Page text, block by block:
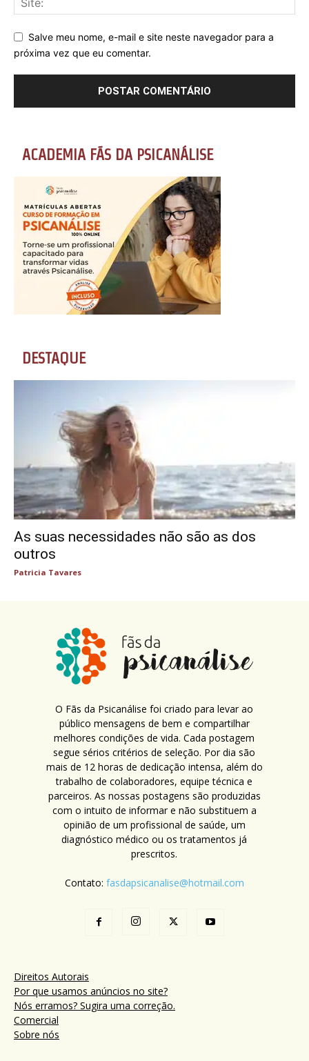
Salve meu nome, e-mail e site neste navegador para a
próxima vez que eu comentar.
ACADEMIA FÃS DA PSICANÁLISE
DESTAQUE
As suas necessidades não são as dos
outros
Patricia Tavares
O Fãs da Psicanálise foi criado para levar ao
público mensagens de bem e compartilhar
melhores condições de vida. Cada postagem
segue sérios critérios de seleção. Por dia são
mais de 12 horas de dedicação intensa, além do
trabalho de colaboradores, equipe técnica e
parceiros. As nossas postagens são produzidas
com o intuito de informar e não substituem a
opinião de um profissional de saúde, um
diagnóstico médico ou os tratamentos já
prescritos.
Contato: fasdapsicanalise@hotmail.com
Direitos Autorais
Por que usamos anúncios no site?
Nós erramos? Sugira uma correção.
Comercial
Sobre nós